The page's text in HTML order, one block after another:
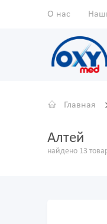
О нас
Главная
Алтей
найдено 13